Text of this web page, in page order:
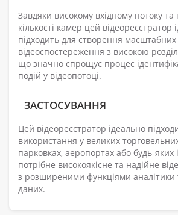
Завдяки високому вхідному потоку та
кількості камер цей відеореєстратор
підходить для створення
відеоспостереження з високою
що значно спрощує процес
подій у відеопотоці.
ЗАСТОСУВАННЯ
Цей відеореєстратор ідеально
використання у великих
парковках, аеропортах або будь-яких
потрібне високоякісне та надійне
з розширеними функціями аналітики
даних.